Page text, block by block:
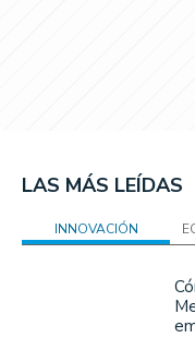
LAS MÁS LEÍDAS
INNOVACIÓN